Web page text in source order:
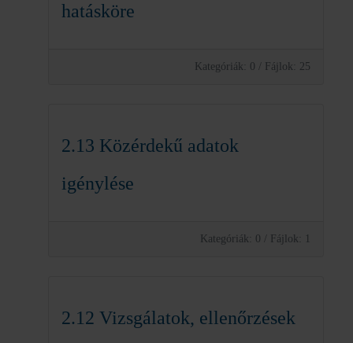
hatásköre
Kategóriák: 0 / Fájlok: 25
2.13 Közérdekű adatok
igénylése
Kategóriák: 0 / Fájlok: 1
2.12 Vizsgálatok, ellenőrzések